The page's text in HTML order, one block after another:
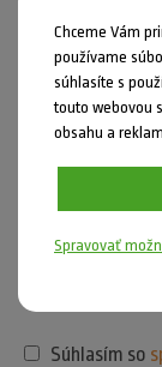
Súhlasím so
Chceme Vám
používame
súhlasíte s
touto webovou
obsahu a
Spravovať